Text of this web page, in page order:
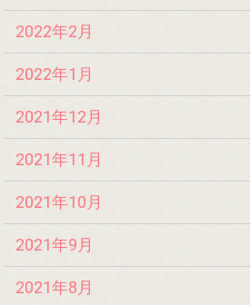
2022年2月
2022年1月
2021年12月
2021年11月
2021年10月
2021年9月
2021年8月